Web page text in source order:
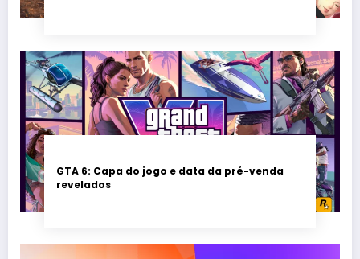
GTA 6: Capa do jogo e data da pré-venda
revelados